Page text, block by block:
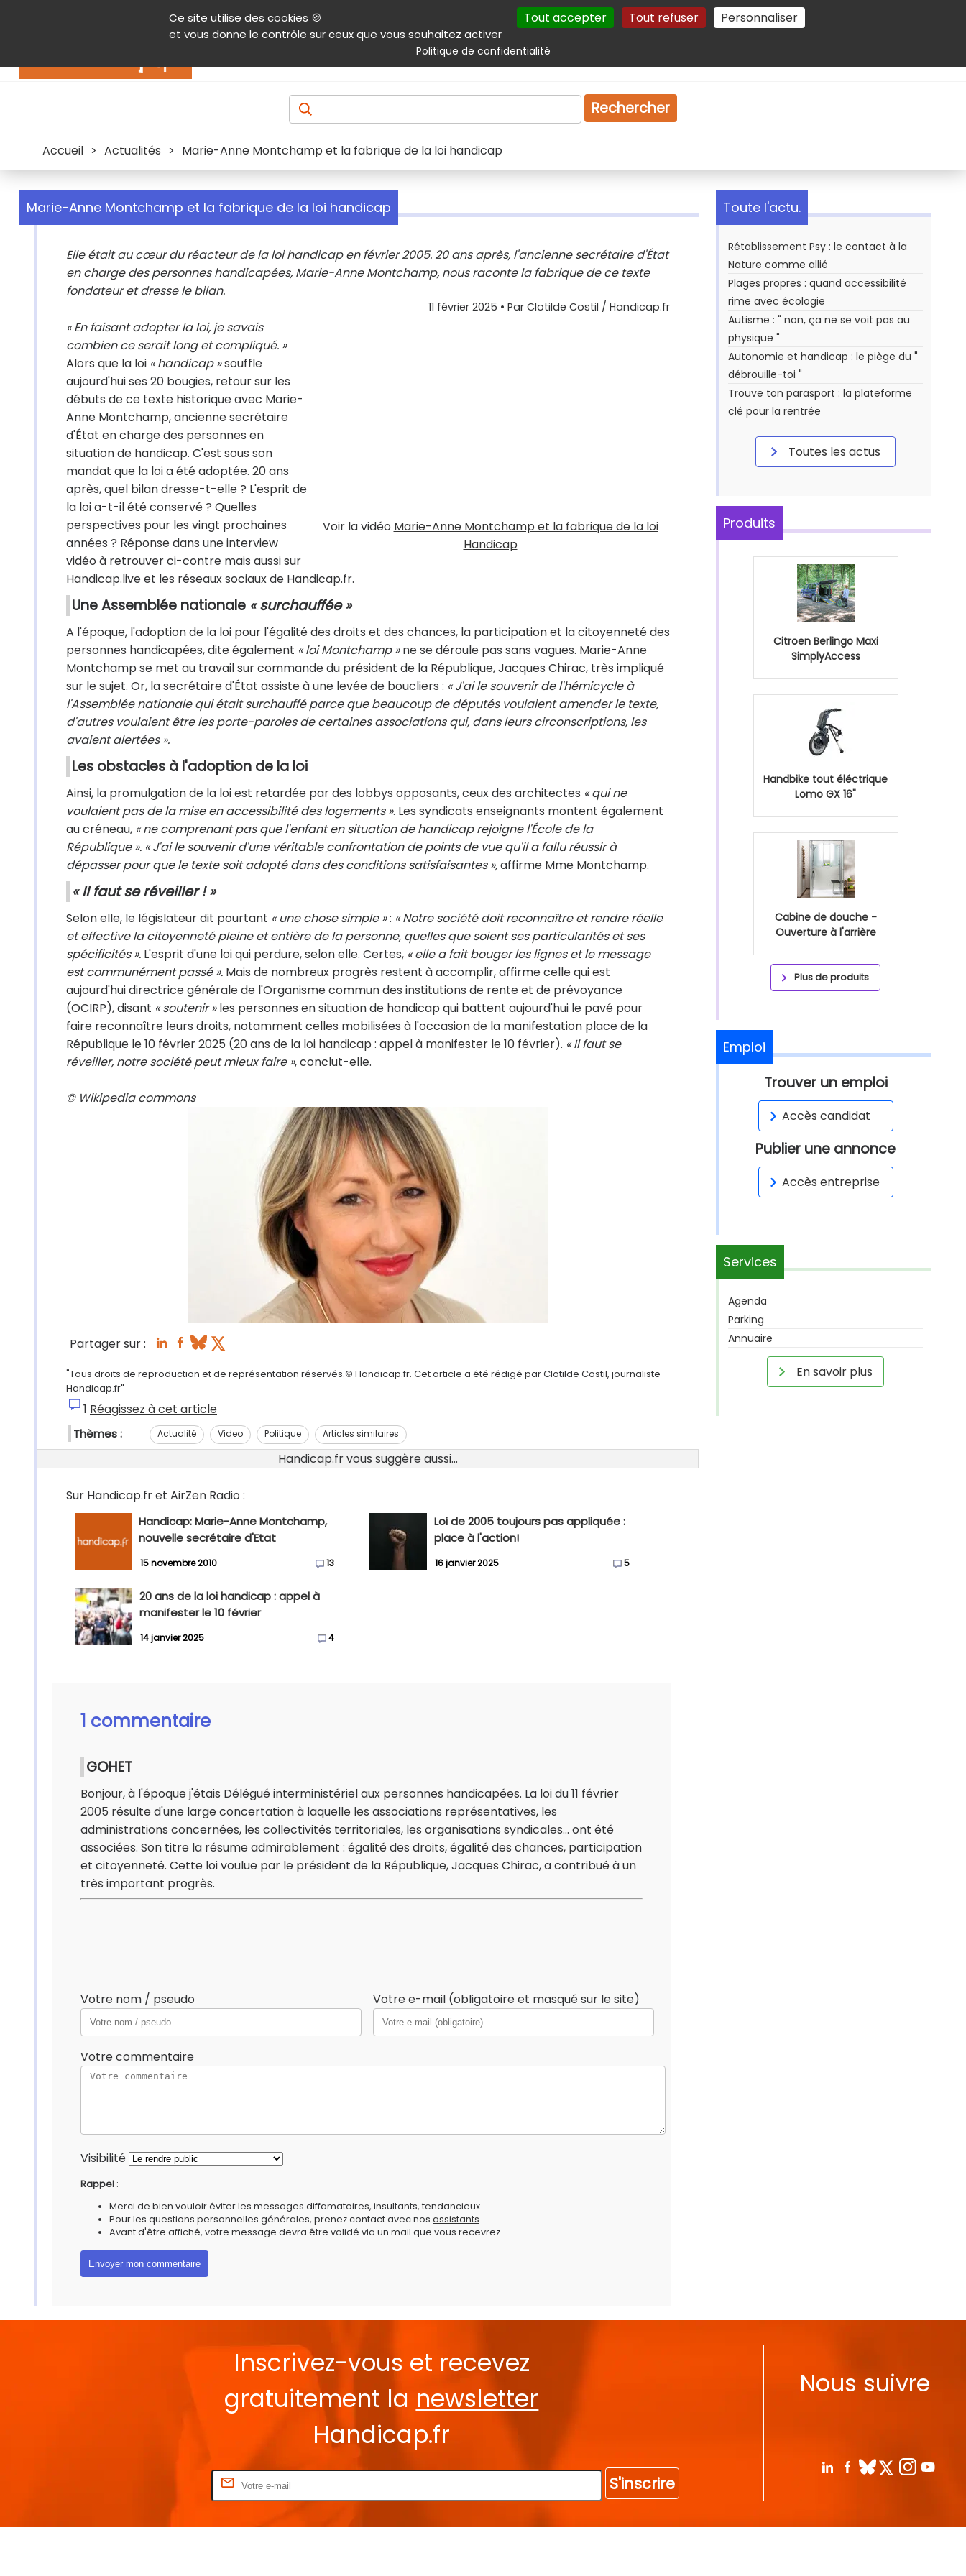
Ce site utilise des cookies 🍪
et vous donne le contrôle sur ceux que vous souhaitez activer
Tout accepter Tout refuser Personnaliser
Politique de confidentialité
Contenu Aide et accessibilité Menu principal Autres services Plan du site Gestion des cookies
Produits & services Emploi Droit
Rechercher
Accueil > Actualités > Marie-Anne Montchamp et la fabrique de la loi handicap
Marie-Anne Montchamp et la fabrique de la loi handicap
Elle était au cœur du réacteur de la loi handicap en février 2005. 20 ans après, l'ancienne secrétaire d'État
en charge des personnes handicapées, Marie-Anne Montchamp, nous raconte la fabrique de ce texte
fondateur et dresse le bilan.
11 février 2025 • Par Clotilde Costil / Handicap.fr
Voir la vidéo Marie-Anne Montchamp et la fabrique de la loi
Handicap
« En faisant adopter la loi, je savais
combien ce serait long et compliqué. »
Alors que la loi « handicap »souffle
aujourd'hui ses 20 bougies, retour sur les
débuts de ce texte historique avec Marie-
Anne Montchamp, ancienne secrétaire
d'État en charge des personnes en
situation de handicap. C'est sous son
mandat que la loi a été adoptée. 20 ans
après, quel bilan dresse-t-elle ? L'esprit de
la loi a-t-il été conservé ? Quelles
perspectives pour les vingt prochaines
années ? Réponse dans une interview
vidéo à retrouver ci-contre mais aussi sur
Handicap.live et les réseaux sociaux de Handicap.fr.
Une Assemblée nationale « surchauffée »
A l'époque, l'adoption de la loi pour l'égalité des droits et des chances, la participation et la citoyenneté des
personnes handicapées, dite également « loi Montchamp »ne se déroule pas sans vagues. Marie-Anne
Montchamp se met au travail sur commande du président de la République, Jacques Chirac, très impliqué
sur le sujet. Or, la secrétaire d'État assiste à une levée de boucliers : « J'ai le souvenir de l'hémicycle à
l'Assemblée nationale qui était surchauffé parce que beaucoup de députés voulaient amender le texte,
d'autres voulaient être les porte-paroles de certaines associations qui, dans leurs circonscriptions, les
avaient alertées ».
Les obstacles à l'adoption de la loi
Ainsi, la promulgation de la loi est retardée par des lobbys opposants, ceux des architectes « qui ne
voulaient pas de la mise en accessibilité des logements ». Les syndicats enseignants montent également
au créneau, « ne comprenant pas que l'enfant en situation de handicap rejoigne l'École de la
République ». « J'ai le souvenir d'une véritable confrontation de points de vue qu'il a fallu réussir à
dépasser pour que le texte soit adopté dans des conditions satisfaisantes »,affirme Mme Montchamp.
« Il faut se réveiller ! »
Selon elle, le législateur dit pourtant « une chose simple »: « Notre société doit reconnaître et rendre réelle
et effective la citoyenneté pleine et entière de la personne, quelles que soient ses particularités et ses
spécificités ». L'esprit d'une loi qui perdure, selon elle. Certes, « elle a fait bouger les lignes et le message
est communément passé ». Mais de nombreux progrès restent à accomplir, affirme celle qui est
aujourd'hui directrice généralede l'Organisme commun des institutions de rente et de prévoyance
(OCIRP), disant « soutenir »les personnes en situation de handicap qui battent aujourd'hui le pavé pour
faire reconnaître leurs droits, notamment celles mobilisées à l'occasion de la manifestation place de la
République le 10 février 2025 (20 ans de la loi handicap : appel à manifester le 10 février). « Il faut se
réveiller, notre société peut mieux faire », conclut-elle.
© Wikipedia commons
Partager sur :
"Tous droits de reproduction et de représentation réservés.© Handicap.fr. Cet article a été rédigé par Clotilde Costil, journaliste
Handicap.fr"
1 Réagissez à cet article
Thèmes : Actualité Video Politique Articles similaires
Handicap.fr vous suggère aussi...
Sur Handicap.fr et AirZen Radio :
Handicap: Marie-Anne Montchamp,
nouvelle secrétaire d'Etat
15 novembre 2010 13
Loi de 2005 toujours pas appliquée :
place à l'action!
16 janvier 2025 5
20 ans de la loi handicap : appel à
manifester le 10 février
14 janvier 2025 4
1 commentaire
GOHET
Bonjour, à l'époque j'étais Délégué interministériel aux personnes handicapées. La loi du 11 février
2005 résulte d'une large concertation à laquelle les associations représentatives, les
administrations concernées, les collectivités territoriales, les organisations syndicales... ont été
associées. Son titre la résume admirablement : égalité des droits, égalité des chances, participation
et citoyenneté. Cette loi voulue par le président de la République, Jacques Chirac, a contribué à un
très important progrès.
Votre nom / pseudo Votre e-mail (obligatoire et masqué sur le site)
Votre commentaire
Visibilité
Rappel :
Merci de bien vouloir éviter les messages diffamatoires, insultants, tendancieux...
Pour les questions personnelles générales, prenez contact avec nos assistants
Avant d'être affiché, votre message devra être validé via un mail que vous recevrez.
Toute l'actu.
Rétablissement Psy : le contact à la
Nature comme allié
Plages propres : quand accessibilité
rime avec écologie
Autisme : " non, ça ne se voit pas au
physique "
Autonomie et handicap : le piège du "
débrouille-toi "
Trouve ton parasport : la plateforme
clé pour la rentrée
Toutes les actus
Produits
Citroen Berlingo Maxi
SimplyAccess
Handbike tout éléctrique
Lomo GX 16"
Cabine de douche -
Ouverture à l'arrière
Plus de produits
Emploi
Trouver un emploi
Accès candidat
Publier une annonce
Accès entreprise
Services
Agenda
Parking
Annuaire
En savoir plus
Inscrivez-vous et recevez
gratuitement la newsletter
Handicap.fr
S'inscrire
Nous suivre